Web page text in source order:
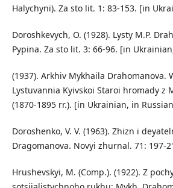
Halychyni). Za sto lit. 1: 83-153. [in
Doroshkevych, O. (1928). Lysty M.P.
Pypina. Za sto lit. 3: 66-96. [in
(1937). Arkhiv Mykhaіla Drahomanova.
Lystuvannia Kyivskoi Staroi hromady z
(1870-1895 rr.). [in Ukrainian, in
Doroshenko, V. V. (1963). Zhizn i
Dragomanova. Novyi zhurnal. 71: 197-
Hrushevskyi, M. (Comp.). (1922). Z